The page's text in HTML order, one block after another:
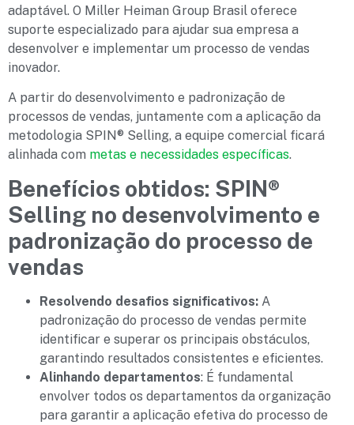
adaptável. O Miller Heiman Group Brasil oferece
suporte especializado para ajudar sua empresa a
desenvolver e implementar um processo de vendas
inovador.
A partir do desenvolvimento e padronização de
processos de vendas, juntamente com a aplicação da
metodologia SPIN® Selling, a equipe comercial ficará
alinhada com metas e necessidades específicas.
Benefícios obtidos: SPIN®
Selling no desenvolvimento e
padronização do processo de
vendas
Resolvendo desafios significativos: A
padronização do processo de vendas permite
identificar e superar os principais obstáculos,
garantindo resultados consistentes e eficientes.
Alinhando departamentos: É fundamental
envolver todos os departamentos da organização
para garantir a aplicação efetiva do processo de